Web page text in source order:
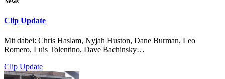
Clip Update
Mit dabei: Chris Haslam, Nyjah Huston, Dane Burman, Leo
Romero, Luis Tolentino, Dave Bachinsky…
Clip Update